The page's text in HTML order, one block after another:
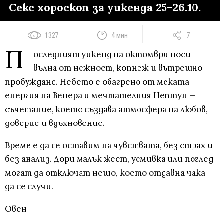
Секс хороскоп за уикенда 25–26.10.
1327 4 мин 7
П
оследният уикенд на октомври носи
вълна от нежност, копнеж и вътрешно
пробуждане. Небето е обагрено от меката
енергия на Венера и мечтателния Нептун —
съчетание, което създава атмосфера на любов,
доверие и вдъхновение.
Време е да се оставим на чувствата, без страх и
без анализ. Дори малък жест, усмивка или поглед
могат да отключат нещо, което отдавна чака
да се случи.
Овен